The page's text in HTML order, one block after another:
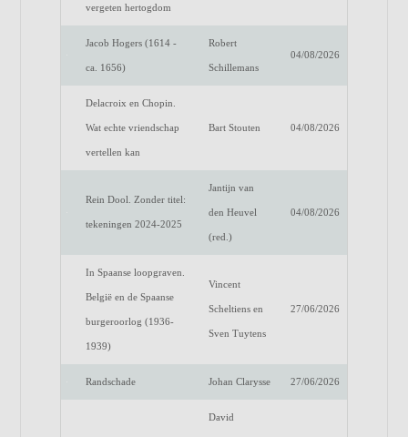
vergeten hertogdom
Jacob Hogers (1614 -
ca. 1656)
Robert
Schillemans
04/08/2026
Delacroix en Chopin.
Wat echte vriendschap
vertellen kan
Bart Stouten 04/08/2026
Rein Dool. Zonder titel:
tekeningen 2024-2025
Jantijn van
den Heuvel
(red.)
04/08/2026
In Spaanse loopgraven.
België en de Spaanse
burgeroorlog (1936-
1939)
Vincent
Scheltiens en
Sven Tuytens
27/06/2026
Randschade Johan Clarysse 27/06/2026
David